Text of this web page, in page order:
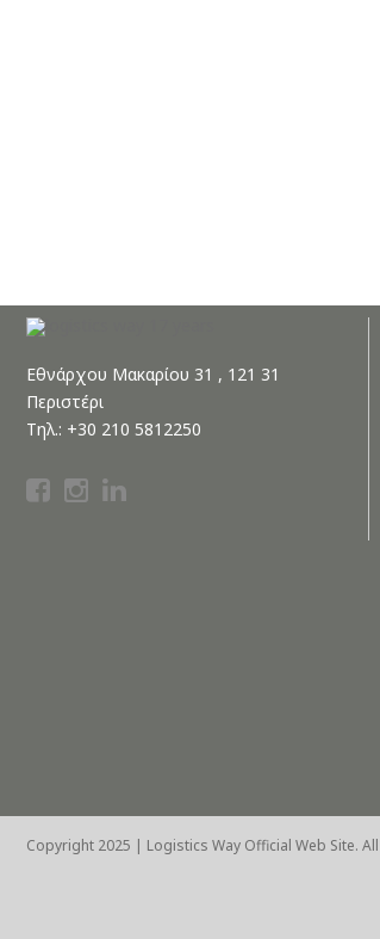
Εθνάρχου Μακαρίου 31 , 121 31
Περιστέρι
Τηλ.: +30 210 5812250
Copyright 2025 | Logistics Way Official Web Site.